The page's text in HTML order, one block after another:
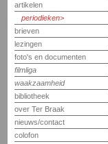
artikelen
periodieken
brieven
lezingen
foto's en documenten
filmliga
waakzaamheid
bibliotheek
over Ter Braak
nieuws/contact
colofon